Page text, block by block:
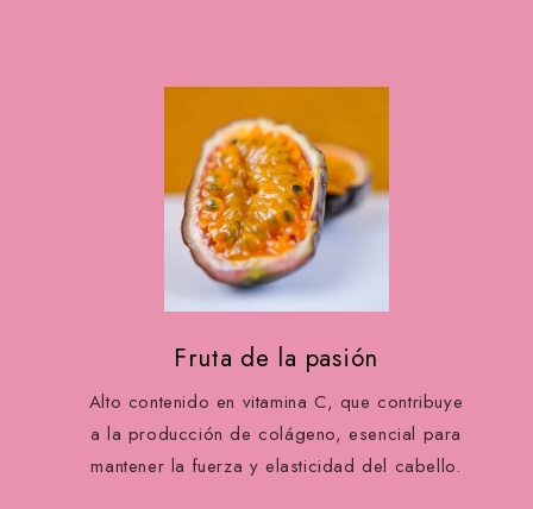
Fruta de la pasión
Alto contenido en vitamina C, que contribuye
a la producción de colágeno, esencial para
mantener la fuerza y elasticidad del cabello.